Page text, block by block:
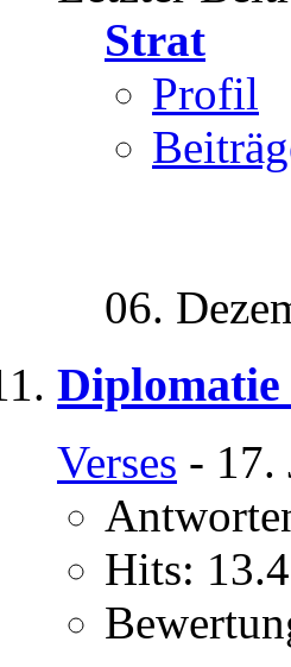
Strat
Profil
06.
Diplomatie
Verses - 17.
Hits: